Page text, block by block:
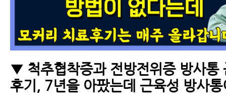
▼ 척추협착증과 전방전위증 방사통
후기, 7년을 아팠는데 근육성 방사